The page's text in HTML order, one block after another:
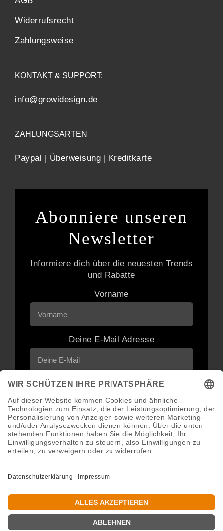
Widerrufsrecht
Zahlungsweise
KONTAKT & SUPPORT:
info@growidesign.de
ZAHLUNGSARTEN
Paypal | Überweisung | Kreditkarte
Abonniere unseren
Newsletter
Informiere dich über die neuesten Trends
und Rabatte
Vorname
Deine E-Mail Adresse
Neuigkeiten und Angebote via E-Mail
Abonnieren
Abmeldung jederzeit möglich.
Copyright 2016 - 2026 ©GroWidesign® | Rights Reserved |